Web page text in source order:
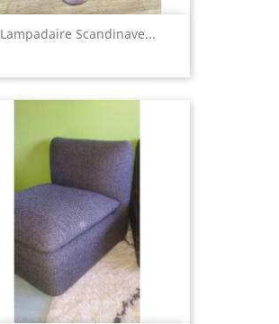
Lampadaire Scandinave...